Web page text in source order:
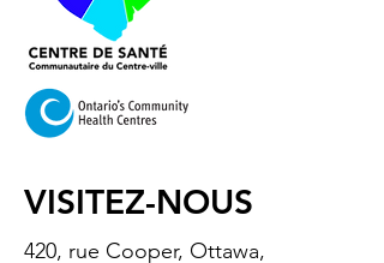
VISITEZ-NOUS
420, rue Cooper, Ottawa,